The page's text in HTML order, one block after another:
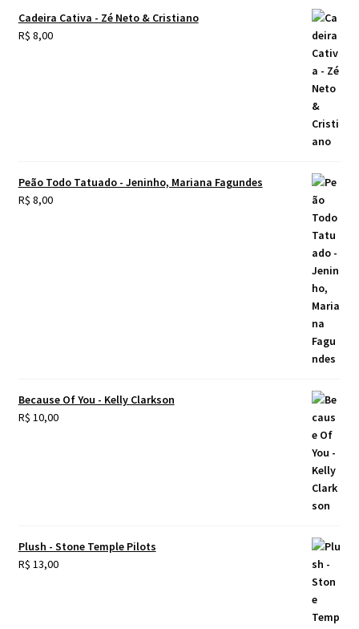
Cadeira Cativa - Zé Neto & Cristiano
R$ 8,00
Peão Todo Tatuado - Jeninho, Mariana Fagundes
R$ 8,00
Because Of You - Kelly Clarkson
R$ 10,00
Plush - Stone Temple Pilots
R$ 13,00